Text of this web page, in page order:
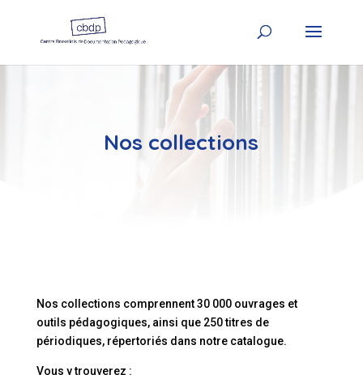
Nos collections
Nos collections comprennent 30 000 ouvrages et
outils pédagogiques, ainsi que 250 titres de
périodiques, répertoriés dans notre catalogue.
Vous y trouverez :